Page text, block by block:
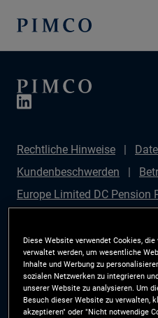
Rechtliche Hinweise
Kundenbeschwerden
Europe Limited DC Pension
Investment Principles (SIP))
Disclosures Regulation
Limited DC Pension Plan
PAI Disclosure
Diese Website verwendet Cookies,
verwaltet werden, um wesentliche
Inhalte und Werbung zu
sozialen Netzwerken zu integrieren
unserer Website zu analysieren. Um
Besuch dieser Website zu verwalten,
akzeptieren" oder "Nicht notwendige